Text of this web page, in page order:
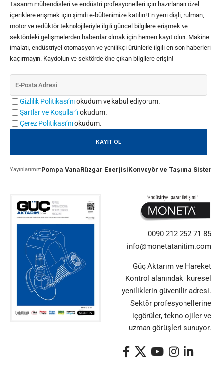
Tasarım mühendisleri ve endüstri profesyonelleri için hazırlanan özel
içeriklere erişmek için şimdi e-bültenimize katılın! En yeni dişli, rulman,
motor ve redüktör teknolojileriyle ilgili güncel bilgilere erişmek ve
sektördeki gelişmelerden haberdar olmak için hemen kayıt olun. Makine
imalatı, endüstriyel otomasyon ve yenilikçi ürünlerle ilgili en son haberleri
kaçırmayın. Kaydolun ve sektörde öne çıkan bilgilere erişin!
Gizlilik Politikası’nıokudum ve kabul ediyorum.
Şartlar ve Koşullar’ıokudum.
Çerez Politikası’nıokudum.
Yayınlarımız:Pompa VanaRüzgar EnerjisiKonveyör ve Taşıma
0090 212 252 71 85
info@monetatanitim.com
Güç Aktarım ve Hareket
Kontrol alanındaki küresel
yeniliklerin güvenilir adresi.
Sektör profesyonellerine
içgörüler, teknolojiler ve
uzman görüşleri sunuyor.